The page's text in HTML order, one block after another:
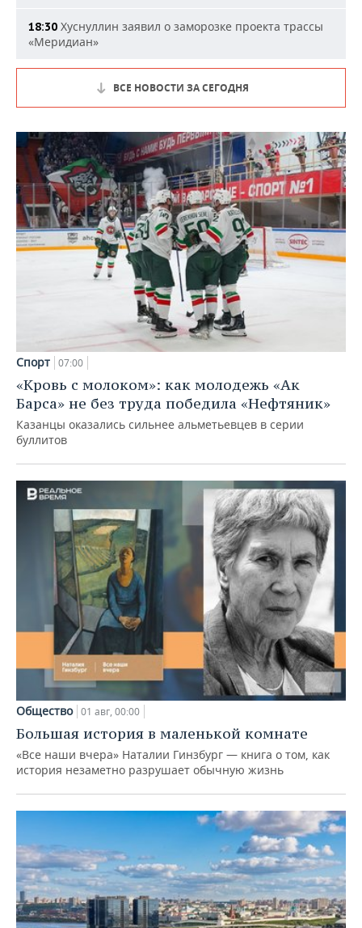
18:30 Хуснуллин заявил о заморозке проекта трассы
«Меридиан»
ВСЕ НОВОСТИ ЗА СЕГОДНЯ
Спорт 07:00
«Кровь с молоком»: как молодежь «Ак
Барса» не без труда победила «Нефтяник»
Казанцы оказались сильнее альметьевцев в серии
буллитов
Общество 01 авг, 00:00
Большая история в маленькой комнате
«Все наши вчера» Наталии Гинзбург — книга о том, как
история незаметно разрушает обычную жизнь